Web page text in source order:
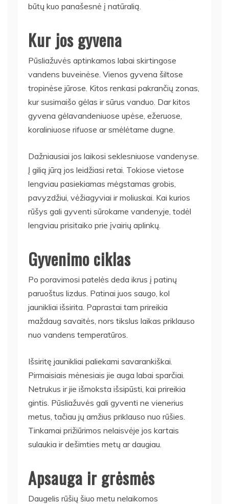
būtų kuo panašesnė į natūralią.
Kur jos gyvena
Pūsliažuvės aptinkamos labai skirtingose
vandens buveinėse. Vienos gyvena šiltose
tropinėse jūrose. Kitos renkasi pakrančių zonas,
kur susimaišo gėlas ir sūrus vanduo. Dar kitos
gyvena gėlavandeniuose upėse, ežeruose,
koraliniuose rifuose ar smėlėtame dugne.
Dažniausiai jos laikosi seklesniuose vandenyse.
Į gilią jūrą jos leidžiasi retai. Tokiose vietose
lengviau pasiekiamas mėgstamas grobis,
pavyzdžiui, vėžiagyviai ir moliuskai. Kai kurios
rūšys gali gyventi sūrokame vandenyje, todėl
lengviau prisitaiko prie įvairių aplinkų.
Gyvenimo ciklas
Po poravimosi patelės deda ikrus į patinų
paruoštus lizdus. Patinai juos saugo, kol
jaunikliai išsirita. Paprastai tam prireikia
maždaug savaitės, nors tikslus laikas priklauso
nuo vandens temperatūros.
Išsiritę jaunikliai paliekami savarankiškai.
Pirmaisiais mėnesiais jie auga labai sparčiai.
Netrukus ir jie išmoksta išsipūsti, kai prireikia
gintis. Pūsliažuvės gali gyventi ne vienerius
metus, tačiau jų amžius priklauso nuo rūšies.
Tinkamai prižiūrimos nelaisvėje jos kartais
sulaukia ir dešimties metų ar daugiau.
Apsauga ir grėsmės
Daugelis rūšių šiuo metu nelaikomos